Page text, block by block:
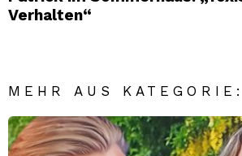
Verhalten“
MEHR AUS